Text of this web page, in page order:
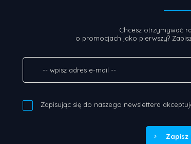
Chcesz otrzymywać
o promocjach jako pierwszy?
Zapisując się do naszego newslettera
Zapisz